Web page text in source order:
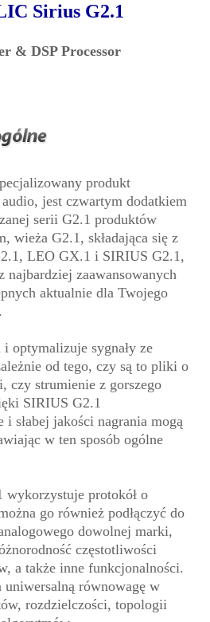
Sirius G2.1
& DSP Processor
produkt
jest czwartym dodatkiem
serii G2.1 produktów
wieża G2.1, składająca się z
LEO GX.1 i SIRIUS G2.1,
najbardziej zaawansowanych
aktualnie dla Twojego
optymalizuje sygnały ze
od tego, czy są to pliki o
czy strumienie z gorszego
SIRIUS G2.1
i słabej jakości nagrania mogą
w ten sposób ogólne
wykorzystuje protokół o
go również podłączyć do
dowolnej marki,
częstotliwości
a także inne funkcjonalności.
równowagę w
rozdzielczości, topologii